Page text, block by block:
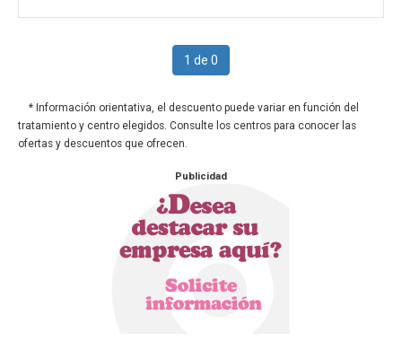
1 de 0
* Información orientativa, el descuento puede variar en función del
tratamiento y centro elegidos. Consulte los centros para conocer las
ofertas y descuentos que ofrecen.
Publicidad